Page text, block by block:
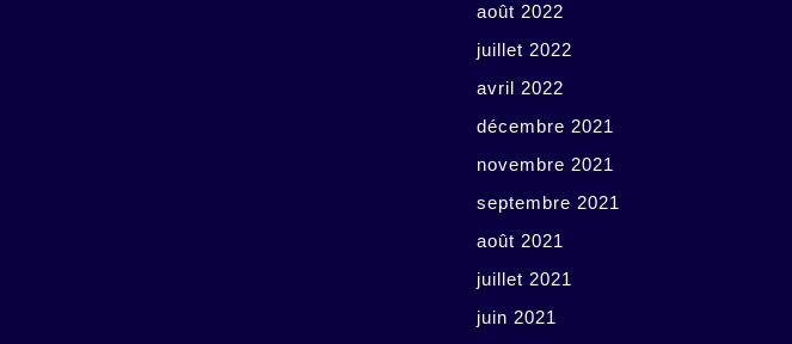
août 2022
juillet 2022
avril 2022
décembre 2021
novembre 2021
septembre 2021
août 2021
juillet 2021
juin 2021